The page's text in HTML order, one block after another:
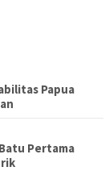
Papua
Pertama